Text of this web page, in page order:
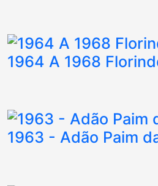
1964 A 1968
1963 - Adão Paim